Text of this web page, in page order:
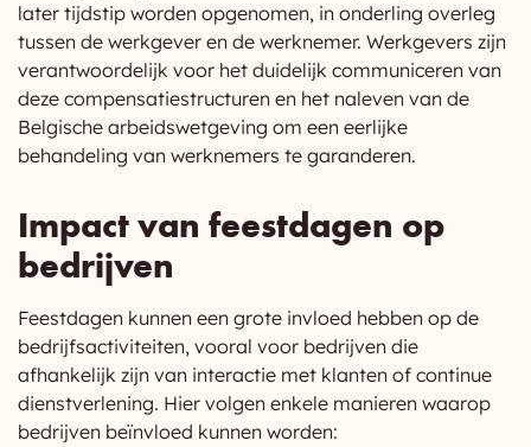
later tijdstip worden opgenomen, in onderling overleg
tussen de werkgever en de werknemer. Werkgevers zijn
verantwoordelijk voor het duidelijk communiceren van
deze compensatiestructuren en het naleven van de
Belgische arbeidswetgeving om een eerlijke
behandeling van werknemers te garanderen.
Impact van feestdagen op
bedrijven
Feestdagen kunnen een grote invloed hebben op de
bedrijfsactiviteiten, vooral voor bedrijven die
afhankelijk zijn van interactie met klanten of continue
dienstverlening. Hier volgen enkele manieren waarop
bedrijven beïnvloed kunnen worden: